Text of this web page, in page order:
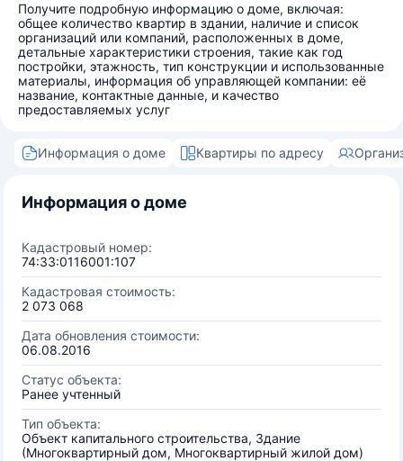
Получите подробную информацию о доме, включая:
общее количество квартир в здании, наличие и список
организаций или компаний, расположенных в доме,
детальные характеристики строения, такие как год
постройки, этажность, тип конструкции и использованные
материалы, информация об управляющей компании: её
название, контактные данные, и качество
предоставляемых услуг
Информация о доме Квартиры по адресу
Информация о доме
Кадастровый номер:
74:33:0116001:107
Кадастровая стоимость:
2 073 068
Дата обновления стоимости:
06.08.2016
Статус объекта:
Ранее учтенный
Тип объекта:
Объект капитального строительства, Здание
(Многоквартирный дом, Многоквартирный жилой дом)